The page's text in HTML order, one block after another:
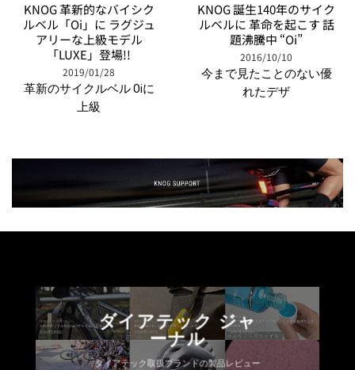
KNOG 革新的なバイシク
ルベル「Oi」に ラグジュ
アリーな上級モデル
「LUXE」登場!!
2019/01/28
革新のサイクルベル Oiに
上級
KNOG 誕生140年のサイク
ルベルに 革命を起こす 話
題沸騰中 “Oi”
2016/10/10
今まで見たことのない優
れたデザ
ダイアテック ジャ
ーナル
ダイアテック取扱ブランドの製品レビュー